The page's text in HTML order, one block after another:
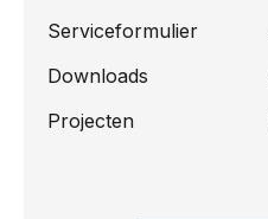
Serviceformulier
Downloads
Projecten